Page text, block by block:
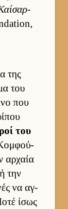
της
του
που
του
αρ­χαία
την
να αγ­
ίσως